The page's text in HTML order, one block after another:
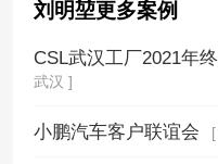
刘明堃更多案例
CSL武汉工厂2021年
武汉 ]
小鹏汽车客户联谊会